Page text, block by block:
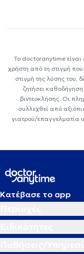
Το doctoranytime είναι
χρήστη από τη στιγμή που
στιγμή της λύσης του,
ζητήσει
βιντεοκλήσης. Οι
συλλεχθεί από
γιατρού/επαγγελματία
Κατέβασε το app